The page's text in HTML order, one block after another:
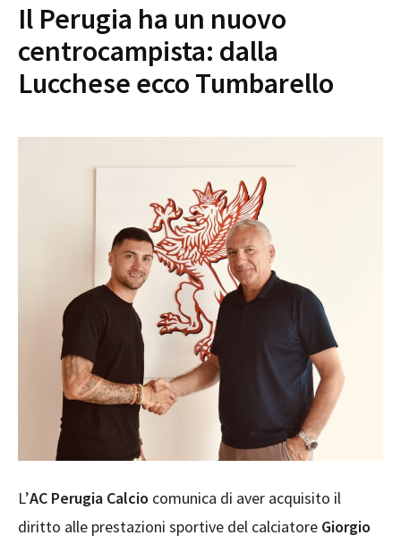
Il Perugia ha un nuovo
centrocampista: dalla
Lucchese ecco Tumbarello
L’AC Perugia Calcio comunica di aver acquisito il
diritto alle prestazioni sportive del calciatore Giorgio